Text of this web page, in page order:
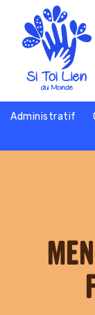
Administratif